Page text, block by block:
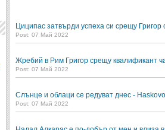
Циципас затвърди успеха си срещу
Post: 07 Май 2022
Жребий в Рим Григор срещу квалификант
Post: 07 Май 2022
Слънце и облаци се редуват днес -
Post: 07 Май 2022